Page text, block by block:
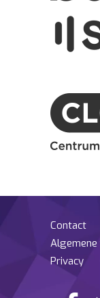
Contact
Privacy